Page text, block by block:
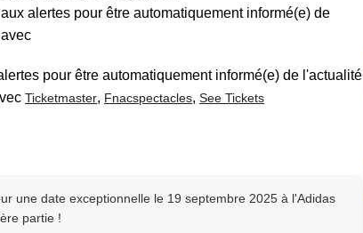
alertes pour être automatiquement informé(e) de
pour être automatiquement informé(e) de l'actualité
Ticketmaster, Fnacspectacles, See Tickets
une date exceptionnelle le 19 septembre 2025 à l'Adidas
partie !